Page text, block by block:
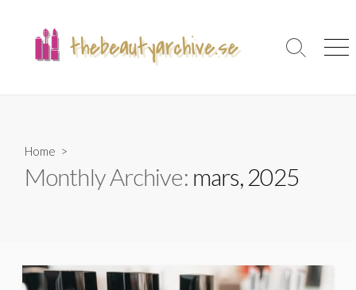
content
Search
Home >
Monthly Archive: mars, 2025